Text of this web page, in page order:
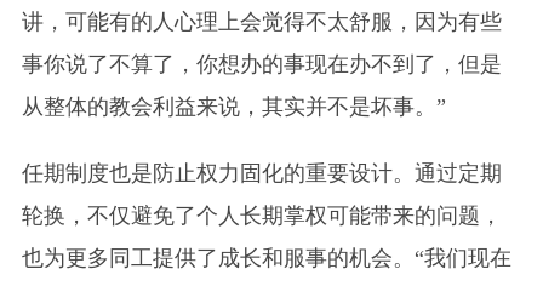
讲，可能有的人心理上会觉得不太舒服，因为有些
事你说了不算了，你想办的事现在办不到了，但是
从整体的教会利益来说，其实并不是坏事。”
任期制度也是防止权力固化的重要设计。通过定期
轮换，不仅避免了个人长期掌权可能带来的问题，
也为更多同工提供了成长和服事的机会。“我们现在